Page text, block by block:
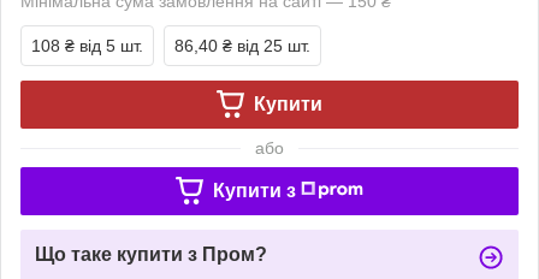
108 ₴ від 5 шт. 86,40 ₴ від 25 шт.
Купити
або
Купити з
Що таке купити з Пром?